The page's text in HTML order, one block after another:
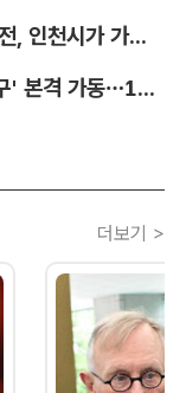
박찬대 인천시장 "맨홀 작업 현장의 안전, 인천시가 가장 앞장서겠다"
전북, '차세대 동물의약품 규제자유특구' 본격 가동…11개 기업 1273억 투자
더보기 >